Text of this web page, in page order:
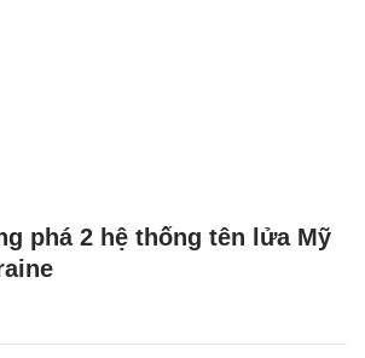
phá 2 hệ thống tên lửa Mỹ